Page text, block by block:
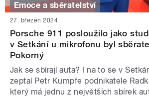
Emoce a sběratelství
27. březen 2024
Porsche 911 posloužilo jako
v Setkání u mikrofonu byl
Pokorný
Jak se sbírají auta? I na to se v
zeptal Petr Kumpfe podnikatele
který má jednu z největších sbírek